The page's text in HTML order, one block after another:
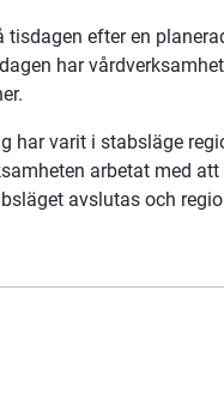
tisdagen efter en
har
har varit i stabsläge
arbetat med
avslutas och